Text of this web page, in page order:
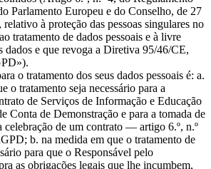
Parlamento Europeu e do Conselho, de 27
à proteção das pessoas singulares no
tratamento de dados pessoais e à livre
dados e que revoga a Diretiva 95/46/CE,
o tratamento dos seus dados pessoais é: a.
o tratamento seja necessário para a
de Serviços de Informação e Educação
Conta de Demonstração e para a tomada de
celebração de um contrato — artigo 6.º, n.º
b. na medida em que o tratamento de
para que o Responsável pelo
as obrigações legais que lhe incumbem,